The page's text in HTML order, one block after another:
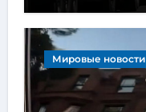
Мировые новости